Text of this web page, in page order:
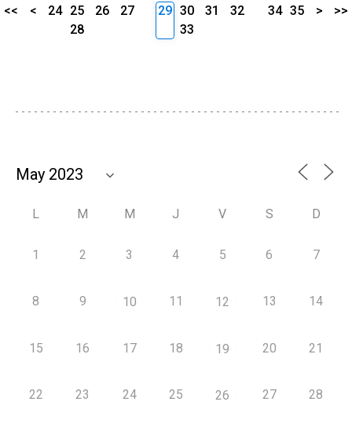
<< < 24 25 26
27
28
29 30 31
32
33
34 35 > >>
L M M J V S D
1 2 3 4 5 6 7
8 9 10 11 12 13 14
15 16 17 18 19 20 21
22 23 24 25 26 27 28